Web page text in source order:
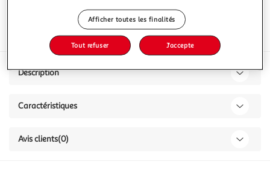
Frais
Description
Caractéristiques
Avis clients(0)
Afficher toutes les finalités
Tout refuser J'accepte